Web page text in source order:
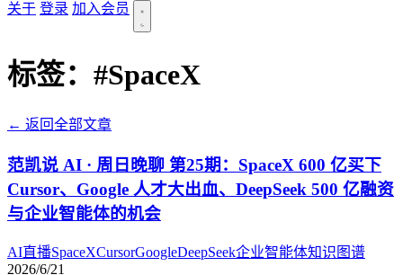
关于 登录 加入会员
标签： #SpaceX
← 返回全部文章
范凯说 AI · 周日晚聊 第25期：SpaceX 600 亿买下
Cursor、Google 人才大出血、DeepSeek 500 亿融资
与企业智能体的机会
AI直播SpaceXCursorGoogleDeepSeek企业智能体知识图谱
2026/6/21